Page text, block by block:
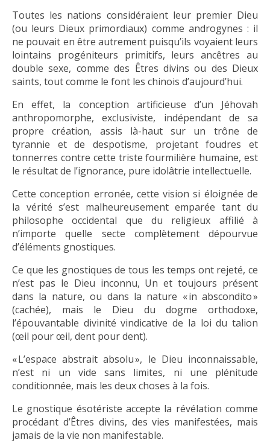
Toutes les nations considéraient leur premier Dieu
(ou leurs Dieux primordiaux) comme androgynes : il
ne pouvait en être autrement puisqu’ils voyaient leurs
lointains progéniteurs primitifs, leurs ancêtres au
double sexe, comme des Êtres divins ou des Dieux
saints, tout comme le font les chinois d’aujourd’hui.
En effet, la conception artificieuse d’un Jéhovah
anthropomorphe, exclusiviste, indépendant de sa
propre création, assis là-haut sur un trône de
tyrannie et de despotisme, projetant foudres et
tonnerres contre cette triste fourmilière humaine, est
le résultat de l’ignorance, pure idolâtrie intellectuelle.
Cette conception erronée, cette vision si éloignée de
la vérité s’est malheureusement emparée tant du
philosophe occidental que du religieux affilié à
n’importe quelle secte complètement dépourvue
d’éléments gnostiques.
Ce que les gnostiques de tous les temps ont rejeté, ce
n’est pas le Dieu inconnu, Un et toujours présent
dans la nature, ou dans la nature « in abscondito »
(cachée), mais le Dieu du dogme orthodoxe,
l’épouvantable divinité vindicative de la loi du talion
(œil pour œil, dent pour dent).
« L’espace abstrait absolu », le Dieu inconnaissable,
n’est ni un vide sans limites, ni une plénitude
conditionnée, mais les deux choses à la fois.
Le gnostique ésotériste accepte la révélation comme
procédant d’Êtres divins, des vies manifestées, mais
jamais de la vie non manifestable.